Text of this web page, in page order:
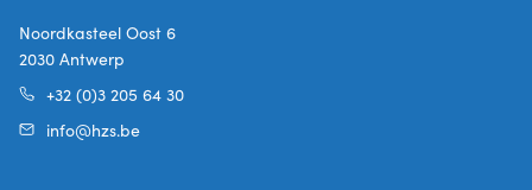
Noordkasteel Oost 6
2030 Antwerp
+32 (0)3 205 64 30
info@hzs.be